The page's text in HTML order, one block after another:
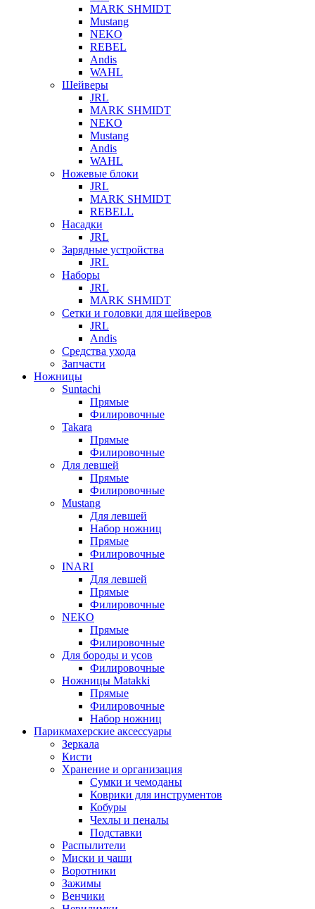
MARK SHMIDT
Mustang
NEKO
REBEL
Andis
WAHL
Шейверы
JRL
MARK SHMIDT
NEKO
Mustang
Andis
WAHL
Ножевые блоки
JRL
MARK SHMIDT
REBELL
Насадки
JRL
Зарядные устройства
JRL
Наборы
JRL
MARK SHMIDT
Сетки и головки для шейверов
JRL
Andis
Средства ухода
Запчасти
Ножницы
Suntachi
Прямые
Филировочные
Takara
Прямые
Филировочные
Для левшей
Прямые
Филировочные
Mustang
Для левшей
Набор ножниц
Прямые
Филировочные
INARI
Для левшей
Прямые
Филировочные
NEKO
Прямые
Филировочные
Для бороды и усов
Филировочные
Ножницы Matakki
Прямые
Филировочные
Набор ножниц
Парикмахерские аксессуары
Зеркала
Кисти
Хранение и организация
Сумки и чемоданы
Коврики для инструментов
Кобуры
Чехлы и пеналы
Подставки
Распылители
Миски и чаши
Воротники
Зажимы
Венчики